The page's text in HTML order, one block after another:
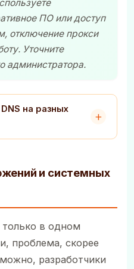
ПО или доступ
отключение прокси
Уточните
администратора.
на разных
и системных
только в одном
проблема, скорее
разработчики